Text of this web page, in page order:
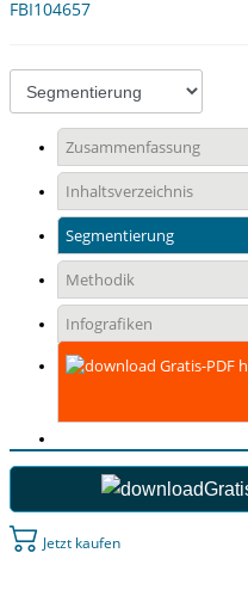
FBI104657
Zusammenfassung
Inhaltsverzeichnis
Segmentierung
Methodik
Infografiken
Gratis-PDF
Jetzt kaufen